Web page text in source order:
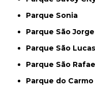
Parque Sonia
Parque São Jorge
Parque São Lucas
Parque São
Parque do Carmo